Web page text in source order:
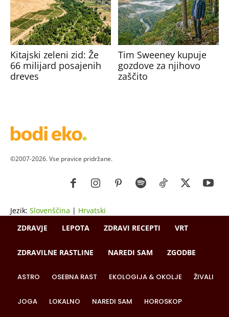
Kitajski zeleni zid: Že
66 milijard posajenih
dreves
Tim Sweeney kupuje
gozdove za njihovo
zaščito
©2007-2026. Vse pravice pridržane.
Jezik: Slovenščina | Hrvatski
ZDRAVJE
LEPOTA ZDRAVI RECEPTI VRT
ZDRAVILNE RASTLINE NAREDI SAM ZGODBE
ASTRO OSEBNA RAST EKOLOGIJA & OKOLJE ŽIVALI
JOGA LOKALNO NAREDI SAM HOROSKOP